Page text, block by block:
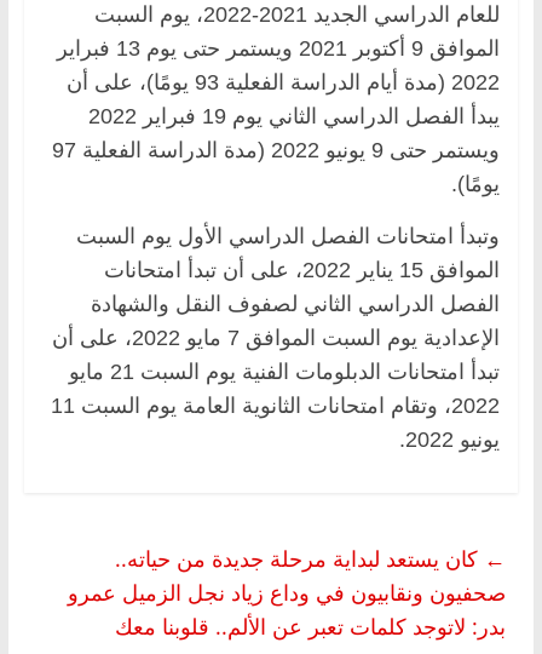
للعام الدراسي الجديد 2021-2022، يوم السبت
الموافق 9 أكتوبر 2021 ويستمر حتى يوم 13 فبراير
2022 (مدة أيام الدراسة الفعلية 93 يومًا)، على أن
يبدأ الفصل الدراسي الثاني يوم 19 فبراير 2022
ويستمر حتى 9 يونيو 2022 (مدة الدراسة الفعلية 97
يومًا).
وتبدأ امتحانات الفصل الدراسي الأول يوم السبت
الموافق 15 يناير 2022، على أن تبدأ امتحانات
الفصل الدراسي الثاني لصفوف النقل والشهادة
الإعدادية يوم السبت الموافق 7 مايو 2022، على أن
تبدأ امتحانات الدبلومات الفنية يوم السبت 21 مايو
2022، وتقام امتحانات الثانوية العامة يوم السبت 11
يونيو 2022.
← كان يستعد لبداية مرحلة جديدة من حياته..
صحفيون ونقابيون في وداع زياد نجل الزميل عمرو
بدر: لاتوجد كلمات تعبر عن الألم.. قلوبنا معك